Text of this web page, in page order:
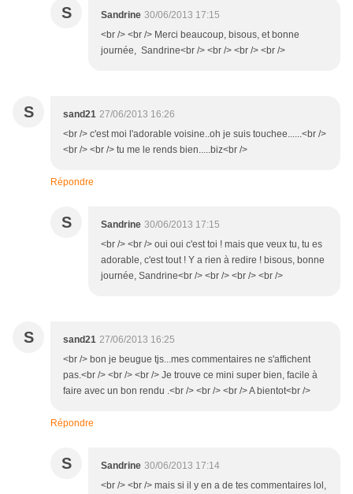
S Sandrine 30/06/2013 17:15
<br /> <br /> Merci beaucoup, bisous, et bonne
journée, Sandrine<br /> <br /> <br /> <br />
S sand21 27/06/2013 16:26
<br /> c'est moi l'adorable voisine..oh je suis touchee......<br />
<br /> <br /> tu me le rends bien.....biz<br />
Répondre
S Sandrine 30/06/2013 17:15
<br /> <br /> oui oui c'est toi ! mais que veux tu, tu es
adorable, c'est tout ! Y a rien à redire ! bisous, bonne
journée, Sandrine<br /> <br /> <br /> <br />
S sand21 27/06/2013 16:25
<br /> bon je beugue tjs...mes commentaires ne s'affichent
pas.<br /> <br /> <br /> Je trouve ce mini super bien, facile à
faire avec un bon rendu .<br /> <br /> <br /> A bientot<br />
Répondre
S Sandrine 30/06/2013 17:14
<br /> <br /> mais si il y en a de tes commentaires lol,